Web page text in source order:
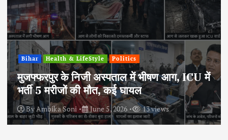
& LifeStyle Politics
के निजी अस्पताल में भीषण आग, ICU में
की मौत, कई घायल
Soni June 5, 2026 13 views
National
मारुति
फ्यूल
दिशा
By